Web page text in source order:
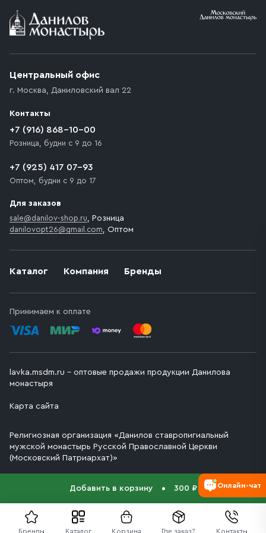
Бренды Каталог Корзина Где заказ? Контакты
Добавить в корзину 300 ₽
Условия доставки
возникают препятствия для подъезда автомобиля,
которое максимально близко к месту запланированной
движения. Если на территории места назначения
доставки предусмотрен платный въезд, то Покупателю
необходимо компенсировать стоимость въезда
Каталог Компания Бренды
Принимаем к оплате
Центральный офис
г. Москва, Даниловский вал 22
Контакты
+7 (916) 868-10-00
Розница, будни с 9 до 16
+7 (925) 417 07-93
Оптом, будни с 9 до 17
Для заказов
sale@danilov-shop.ru, Розница
danilovopt26@gmail.com, Оптом
lavka.msdm.ru – оптовые продажи продукции Данилова
монастыря
Карта сайта
Религиозная организация «Данилов ставропигиальный
мужской монастырь Русской Православной Церкви
(Московский Патриархат)»
Онлайн-чат